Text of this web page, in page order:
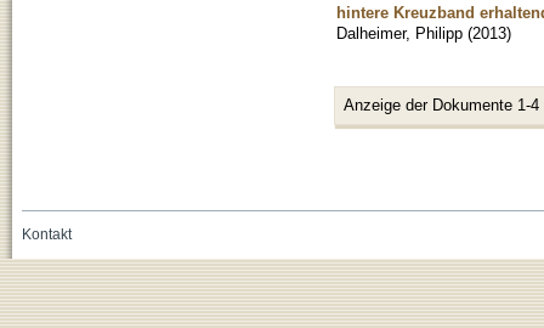
hintere Kreuzband
Dalheimer, Philipp (2013)
Anzeige der Dokumente 1-4
Kontakt